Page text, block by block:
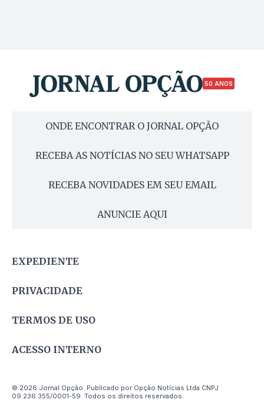
50 ANOS
ONDE ENCONTRAR O JORNAL OPÇÃO
RECEBA AS NOTÍCIAS NO SEU WHATSAPP
RECEBA NOVIDADES EM SEU EMAIL
ANUNCIE AQUI
EXPEDIENTE
PRIVACIDADE
TERMOS DE USO
ACESSO INTERNO
© 2026 Jornal Opção. Publicado por Opção Notícias Ltda CNPJ
09.236.355/0001-59. Todos os direitos reservados.